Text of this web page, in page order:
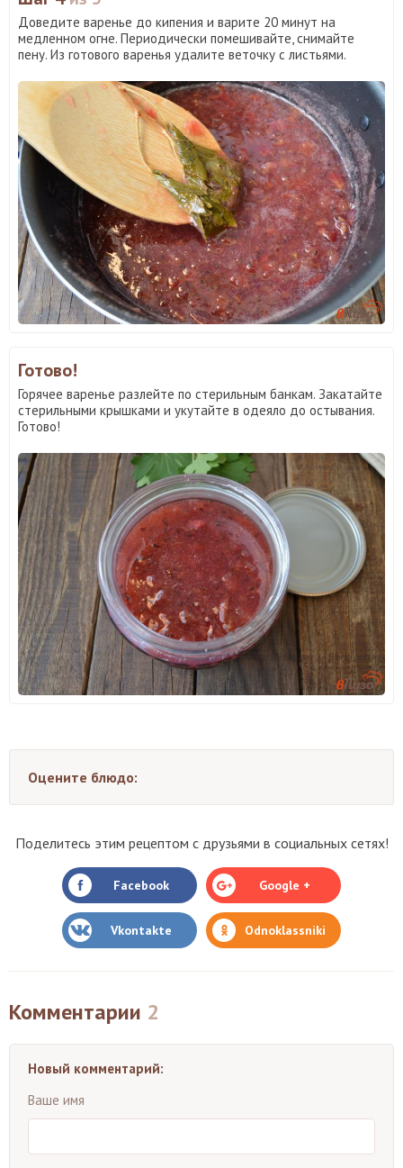
Доведите варенье до кипения и варите 20 минут на
медленном огне. Периодически помешивайте, снимайте
пену. Из готового варенья удалите веточку с листьями.
Готово!
Горячее варенье разлейте по стерильным банкам. Закатайте
стерильными крышками и укутайте в одеяло до остывания.
Готово!
Оцените блюдо:
Поделитесь этим рецептом с друзьями в социальных сетях!
Facebook Google +
Vkontakte Odnoklassniki
Комментарии 2
Новый комментарий:
Ваше имя